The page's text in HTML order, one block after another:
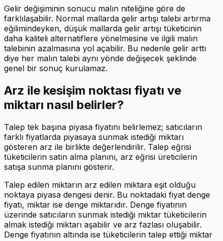
Gelir değişiminin sonucu malın niteliğine göre de
farklılaşabilir. Normal mallarda gelir artışı talebi artırma
eğilimindeyken, düşük mallarda gelir artışı tüketicinin
daha kaliteli alternatiflere yönelmesine ve ilgili malın
talebinin azalmasına yol açabilir. Bu nedenle gelir arttı
diye her malın talebi aynı yönde değişecek şeklinde
genel bir sonuç kurulamaz.
Arz ile kesişim noktası fiyatı ve
miktarı nasıl belirler?
Talep tek başına piyasa fiyatını belirlemez; satıcıların
farklı fiyatlarda piyasaya sunmak istediği miktarı
gösteren arz ile birlikte değerlendirilir. Talep eğrisi
tüketicilerin satın alma planını, arz eğrisi üreticilerin
satışa sunma planını gösterir.
Talep edilen miktarın arz edilen miktara eşit olduğu
noktaya piyasa dengesi denir. Bu noktadaki fiyat denge
fiyatı, miktar ise denge miktarıdır. Denge fiyatının
üzerinde satıcıların sunmak istediği miktar tüketicilerin
almak istediği miktarı aşabilir ve arz fazlası oluşabilir.
Denge fiyatının altında ise tüketicilerin talep ettiği miktar